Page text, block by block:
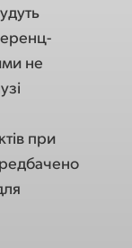
не
при